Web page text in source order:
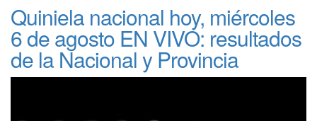
Quiniela nacional hoy, miércoles
6 de agosto EN VIVO: resultados
de la Nacional y Provincia